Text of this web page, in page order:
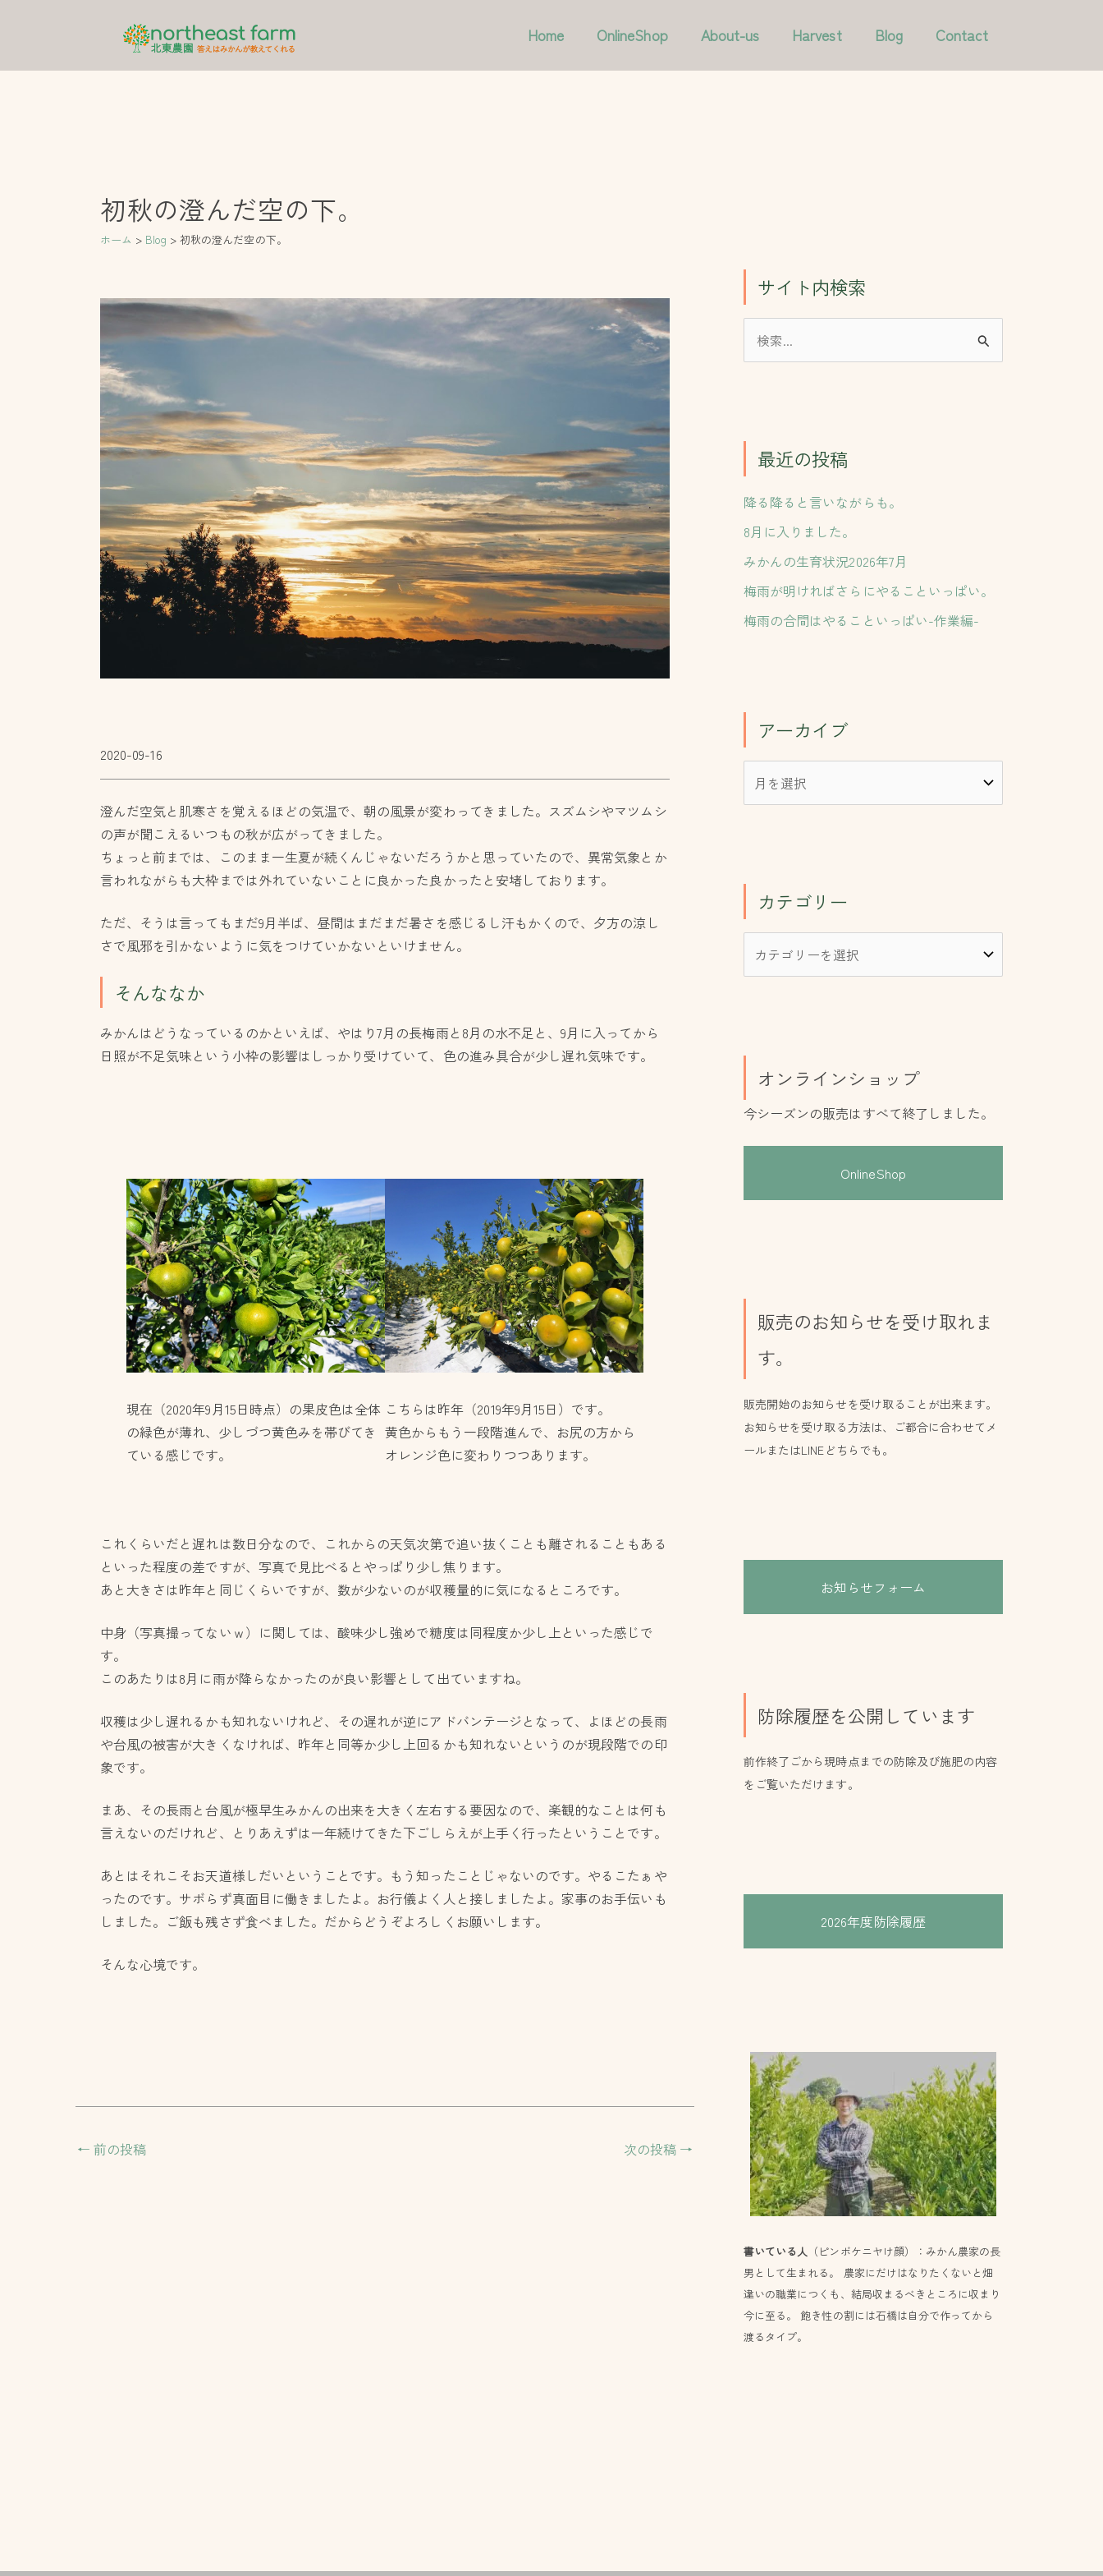
Home OnlineShop About-us Harvest Blog Contact
初秋の澄んだ空の下。
ホーム Blog 初秋の澄んだ空の下。
2020-09-16
澄んだ空気と肌寒さを覚えるほどの気温で、朝の風景が変わってきました。スズムシやマツムシ
の声が聞こえるいつもの秋が広がってきました。
ちょっと前までは、このまま一生夏が続くんじゃないだろうかと思っていたので、異常気象とか
言われながらも大枠までは外れていないことに良かった良かったと安堵しております。
ただ、そうは言ってもまだ9月半ば、昼間はまだまだ暑さを感じるし汗もかくので、夕方の涼し
さで風邪を引かないように気をつけていかないといけません。
そんななか
みかんはどうなっているのかといえば、やはり7月の長梅雨と8月の水不足と、9月に入ってから
日照が不足気味という小枠の影響はしっかり受けていて、色の進み具合が少し遅れ気味です。
現在（2020年9月15日時点）の果皮色は全体
の緑色が薄れ、少しづつ黄色みを帯びてき
ている感じです。
こちらは昨年（2019年9月15日）です。
黄色からもう一段階進んで、お尻の方から
オレンジ色に変わりつつあります。
これくらいだと遅れは数日分なので、これからの天気次第で追い抜くことも離されることもある
といった程度の差ですが、写真で見比べるとやっぱり少し焦ります。
あと大きさは昨年と同じくらいですが、数が少ないのが収穫量的に気になるところです。
中身（写真撮ってないｗ）に関しては、酸味少し強めで糖度は同程度か少し上といった感じで
す。
このあたりは8月に雨が降らなかったのが良い影響として出ていますね。
収穫は少し遅れるかも知れないけれど、その遅れが逆にアドバンテージとなって、よほどの長雨
や台風の被害が大きくなければ、昨年と同等か少し上回るかも知れないというのが現段階での印
象です。
まあ、その長雨と台風が極早生みかんの出来を大きく左右する要因なので、楽観的なことは何も
言えないのだけれど、とりあえずは一年続けてきた下ごしらえが上手く行ったということです。
あとはそれこそお天道様しだいということです。もう知ったことじゃないのです。やるこたぁや
ったのです。サボらず真面目に働きましたよ。お行儀よく人と接しましたよ。家事のお手伝いも
しました。ご飯も残さず食べました。だからどうぞよろしくお願いします。
そんな心境です。
← 前の投稿 次の投稿 →
サイト内検索
索
:
最近の投稿
降る降ると言いながらも。
8月に入りました。
みかんの生育状況2026年7月
梅雨が明ければさらにやることいっぱい。
梅雨の合間はやることいっぱい-作業編-
アーカイブ
ー
カテゴリー
テ
オンラインショップ
今シーズンの販売はすべて終了しました。
OnlineShop
販売のお知らせを受け取れま
す。
販売開始のお知らせを受け取ることが出来ます。
お知らせを受け取る方法は、ご都合に合わせてメ
ールまたはLINEどちらでも。
お知らせフォーム
防除履歴を公開しています
前作終了ごから現時点までの防除及び施肥の内容
をご覧いただけます。
2026年度防除履歴
書いている人 （ピンボケニヤけ顔）：みかん農家の長
男として生まれる。 農家にだけはなりたくないと畑
違いの職業につくも、結局収まるべきところに収まり
今に至る。 飽き性の割には石橋は自分で作ってから
渡るタイプ。